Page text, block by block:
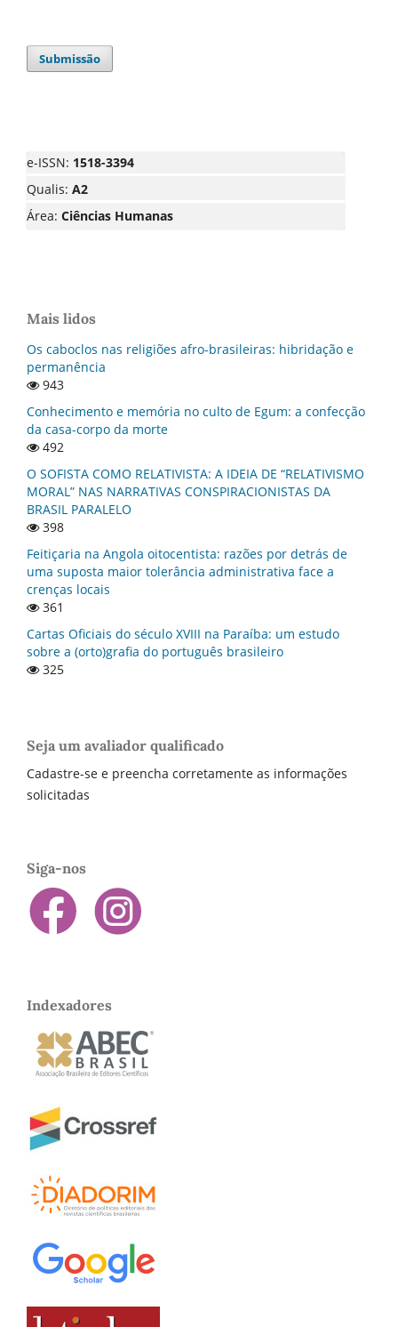
Submissão
e-ISSN: 1518-3394
Qualis: A2
Área: Ciências Humanas
Mais lidos
Os caboclos nas religiões afro-brasileiras: hibridação e
permanência
943
Conhecimento e memória no culto de Egum: a confecção
da casa-corpo da morte
492
O SOFISTA COMO RELATIVISTA: A IDEIA DE “RELATIVISMO
MORAL” NAS NARRATIVAS CONSPIRACIONISTAS DA
BRASIL PARALELO
398
Feitiçaria na Angola oitocentista: razões por detrás de
uma suposta maior tolerância administrativa face a
crenças locais
361
Cartas Oficiais do século XVIII na Paraí­ba: um estudo
sobre a (orto)grafia do português brasileiro
325
Seja um avaliador qualificado
Cadastre-se e preencha corretamente as informações
solicitadas
Siga-nos
Indexadores